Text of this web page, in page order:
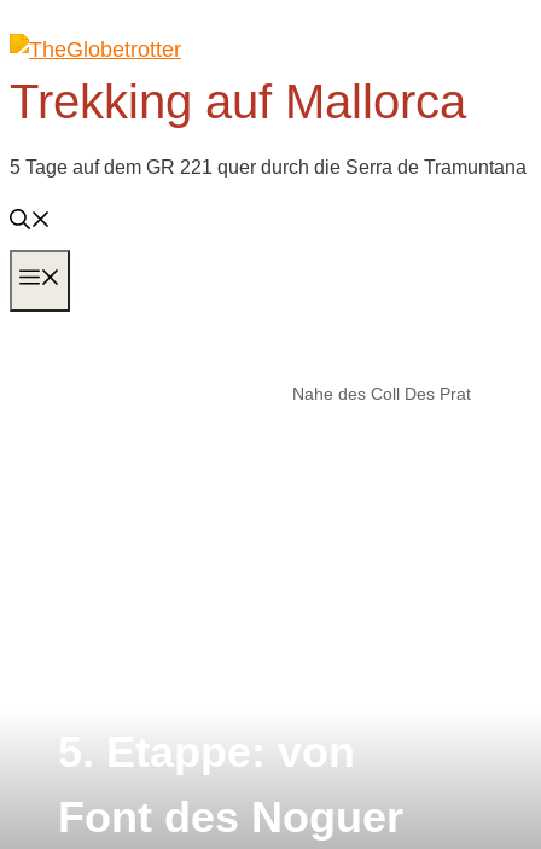
Inhalt
springen
Trekking auf Mallorca
5 Tage auf dem GR 221 quer durch die Serra de Tramuntana
Nahe des Coll Des Prat
5. Etappe: von
Font des Noguer